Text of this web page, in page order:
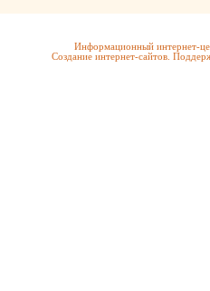
Информационный интернет-
Создание интернет-сайтов.